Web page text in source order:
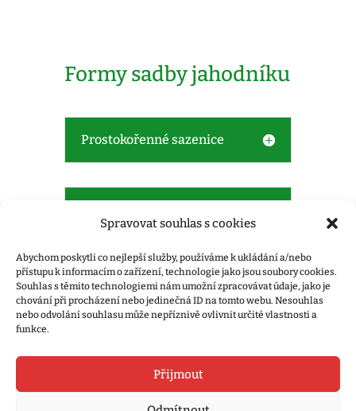
Spravovat souhlas s cookies
Abychom poskytli co nejlepší služby, používáme k ukládání a/nebo
přístupu k informacím o zařízení, technologie jako jsou soubory cookies.
Souhlas s těmito technologiemi nám umožní zpracovávat údaje, jako je
chování při procházení nebo jedinečná ID na tomto webu. Nesouhlas
nebo odvolání souhlasu může nepříznivě ovlivnit určité vlastnosti a
funkce.
Přijmout
Formy sadby jahodníku
Prostokořenné sazenice
Zakořeněné sazenice
Gdpr Obchodní podmínky
Můj účet